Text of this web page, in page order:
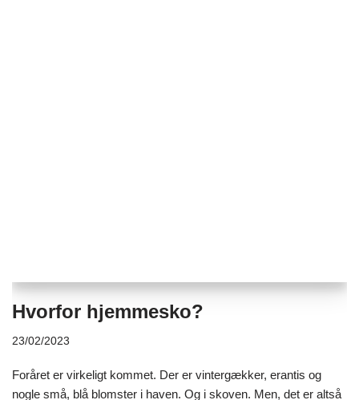
Hvorfor hjemmesko?
23/02/2023
Foråret er virkeligt kommet. Der er vintergækker, erantis og
nogle små, blå blomster i haven. Og i skoven. Men, det er altså